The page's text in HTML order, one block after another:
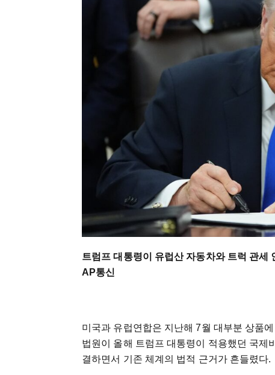
트럼프 대통령이 유럽산 자동차와 트럭 관세
AP통신
미국과 유럽연합은 지난해 7월 대부분 상품
법원이 올해 트럼프 대통령이 적용했던 국제
결하면서 기존 체계의 법적 근거가 흔들렸다.